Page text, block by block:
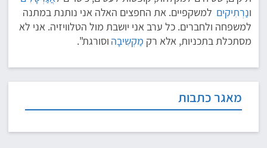
מאגר כתבות
ונַרְתִיקִים למשקפיים. את החפצים האלה אני נותנת במתנה
למשפחה ולחברים. כל ערב אני יושבת מול הטלוויזיה. אני לא
מסתכלת בתכניות, אלא רק מַקְשִיבָה וסורגת".